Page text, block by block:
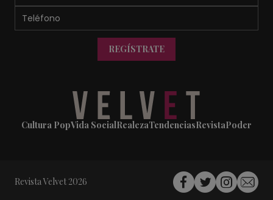
REGÍSTRATE
Cultura PopVida SocialRealezaTendenciasRevistaPoder
Revista Velvet 2026